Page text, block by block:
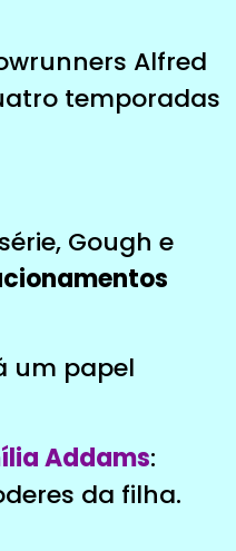
Alfred
temporadas
Gough e
um papel
Addams:
da filha.